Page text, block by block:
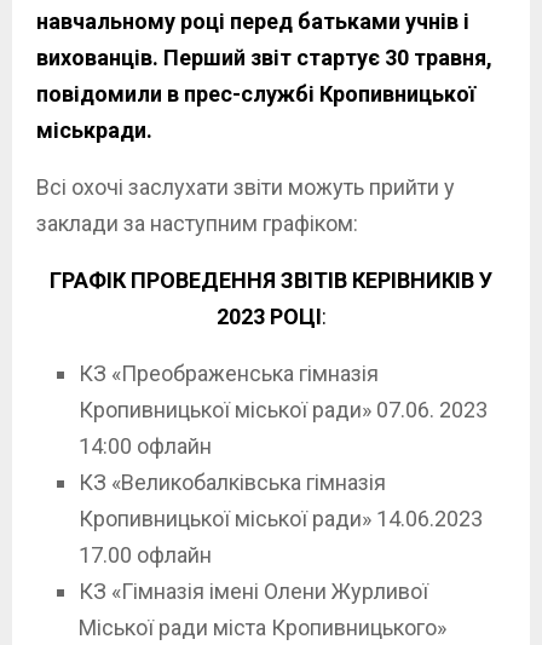
навчальному році перед батьками учнів і
вихованців. Перший звіт стартує 30 травня,
повідомили в прес-службі Кропивницької
міськради.
Всі охочі заслухати звіти можуть прийти у
заклади за наступним графіком:
ГРАФІК ПРОВЕДЕННЯ ЗВІТІВ КЕРІВНИКІВ У
2023 РОЦІ:
КЗ «Преображенська гімназія
Кропивницької міської ради» 07.06. 2023
14:00 офлайн
КЗ «Великобалківська гімназія
Кропивницької міської ради» 14.06.2023
17.00 офлайн
КЗ «Гімназія імені Олени Журливої
Міської ради міста Кропивницького»